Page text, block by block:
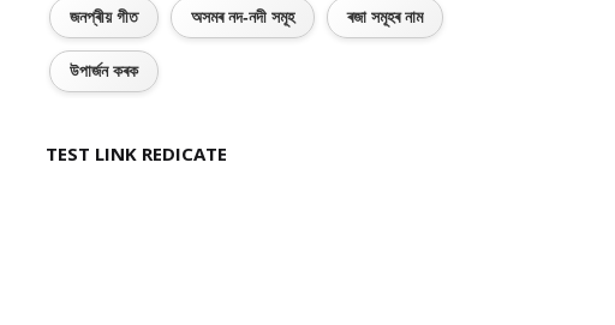
জনপ্ৰীয় গীত অসমৰ নদ-নদী সমূহ ৰজা সমূহৰ নাম
উপাৰ্জন কৰক
TEST LINK REDICATE